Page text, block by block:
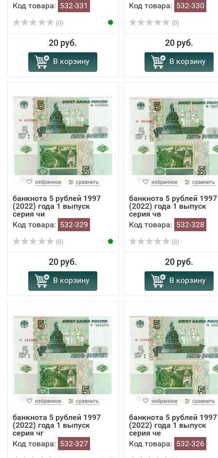
Код товара: 532-331
(0)
20 руб.
В корзину
Код товара: 532-330
(0)
20 руб.
В корзину
избранное сравнить
банкнота 5 рублей 1997
(2022) года 1 выпуск
серия чи
Код товара: 532-329
(0)
20 руб.
В корзину
избранное сравнить
банкнота 5 рублей 1997
(2022) года 1 выпуск
серия чв
Код товара: 532-328
(0)
20 руб.
В корзину
избранное сравнить
банкнота 5 рублей 1997
(2022) года 1 выпуск
серия чг
Код товара: 532-327
избранное сравнить
банкнота 5 рублей 1997
(2022) года 1 выпуск
серия че
Код товара: 532-326